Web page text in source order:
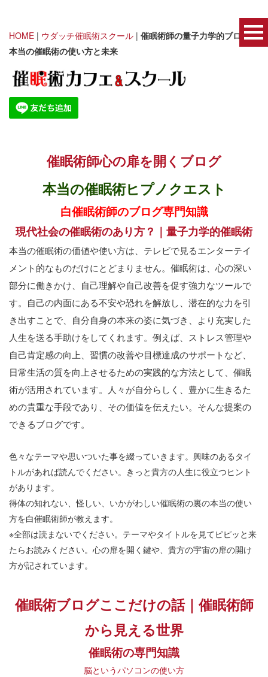
HOME | ウダッチ催眠術スクール | 催眠術師の量子力学的ブログ｜
本当の催眠術の使い方と未来
催眠術師心の扉を開くブログ
本当の催眠術ヒプノクエスト
白催眠術師のブログ専門知識
現代社会の催眠術のあり方？｜量子力学的催眠術
本当の催眠術の価値や使い方は、テレビで見るエンターテイ
メント的なものだけにとどまりません。催眠術は、心の深い
部分に働きかけ、自己理解や自己改善を促す強力なツールで
す。自己の内面にある不安や恐れを解放し、潜在的な力を引
き出すことで、自分自身の本来の姿に気づき、より充実した
人生を送る手助けをしてくれます。例えば、ストレス管理や
自己肯定感の向上、習慣の改善や目標達成のサポートなど、
日常生活の質を向上させるための実践的な方法として、催眠
術が活用されています。人々が自分らしく、豊かに生きるた
めの貴重な手段であり、その価値を伝えたい。そんな提案の
できるブログです。
色々なテーマや思いついた事を綴っていきます。興味のあるタイ
トルがあれば読んでください。きっと貴方の人生に役立つヒント
があります。
得体の知れない、怪しい、いかがわしい催眠術の裏の本当の使い
方を白催眠術師が教えます。
※全部は読まないでください。テーマやタイトルを見てピピッと来
たらお読みください。心の扉を開く鍵や、貴方の宇宙の扉の開け
方が記されています。
催眠術ブログここだけの話｜催眠術師
から見える世界
催眠術の専門知識
脳というパソコンの使い方